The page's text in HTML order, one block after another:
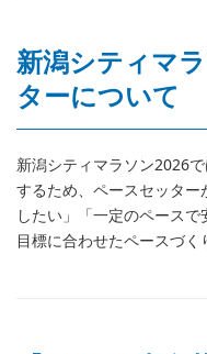
新潟シティマ
ターについて
新潟シティマラソン2026
するため、ペースセッタ
したい」「一定のペース
目標に合わせたペースづ